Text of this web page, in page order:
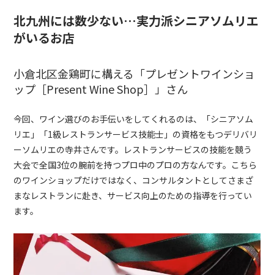
北九州には数少ない…実力派シニアソムリエ
がいるお店
小倉北区金鶏町に構える「プレゼントワインショ
ップ［Present Wine Shop］」さん
今回、ワイン選びのお手伝いをしてくれるのは、「シニアソム
リエ」「1級レストランサービス技能士」の資格をもつデリバリ
ーソムリエの寺井さんです。 レストランサービスの技能を競う
大会で全国3位の腕前を持つプロ中のプロの方なんです。こちら
のワインショップだけではなく、コンサルタントとしてさまざ
まなレストランに赴き、サービス向上のための指導を行ってい
ます。